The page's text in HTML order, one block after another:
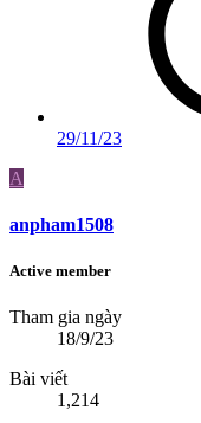
29/11/23
A
anpham1508
Active member
Tham gia ngày
18/9/23
Bài viết
1,214